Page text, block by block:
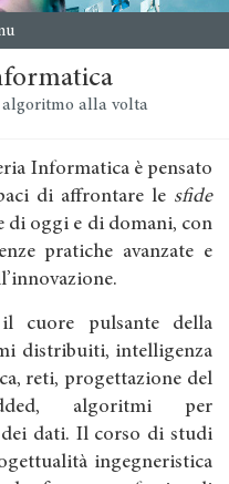
alla volta
Informatica è pensato
di affrontare le sfide
di oggi e di domani, con
pratiche avanzate e
cuore pulsante della
distribuiti, intelligenza
reti, progettazione del
algoritmi per
dei dati. Il corso di studi
ingegneristica